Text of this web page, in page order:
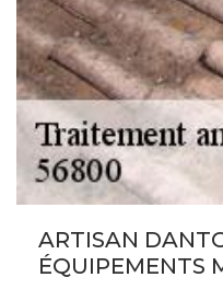
ARTISAN
ÉQUIPEMENTS